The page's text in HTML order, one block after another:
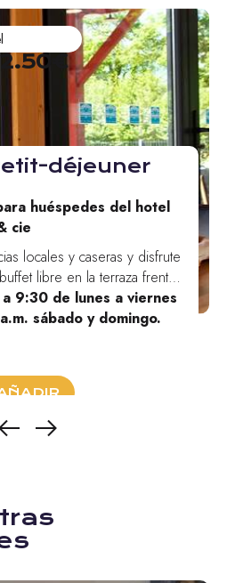
déjeuner
huéspedes del hotel
cie
locales y caseras y disfrute
libre en la terraza frente a
9:30 de lunes a viernes
sábado y domingo.